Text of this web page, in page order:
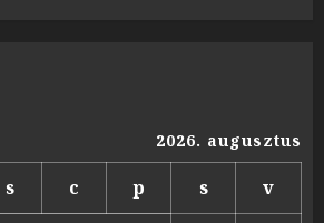
2026. augusztus
s c p s
v